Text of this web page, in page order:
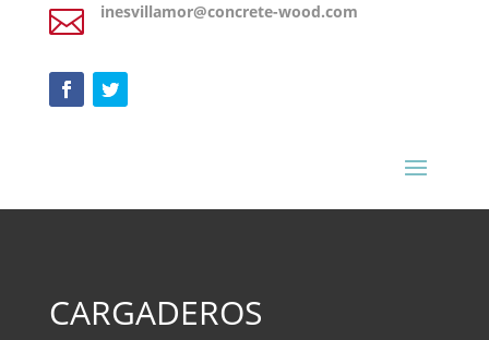
 inesvillamor@concrete-wood.com
CARGADEROS